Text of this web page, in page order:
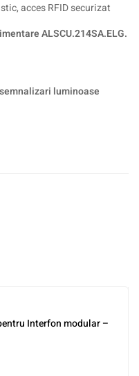
acces RFID securizat
ALSCU.214SA.ELG.
luminoase
Interfon modular –